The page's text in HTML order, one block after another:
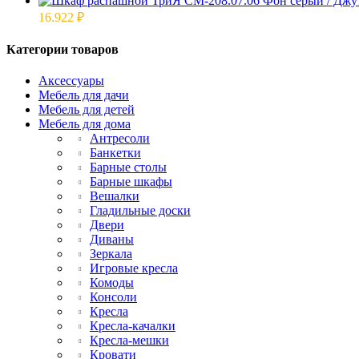
16.922 ₽
Категории товаров
Аксессуары
Мебель для дачи
Мебель для детей
Мебель для дома
Антресоли
Банкетки
Барные столы
Барные шкафы
Вешалки
Гладильные доски
Двери
Диваны
Зеркала
Игровые кресла
Комоды
Консоли
Кресла
Кресла-качалки
Кресла-мешки
Кровати